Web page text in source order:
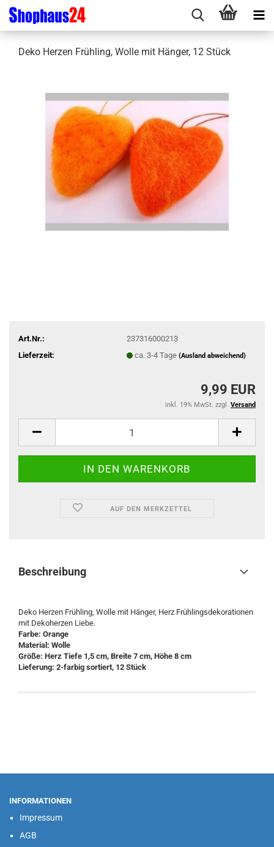
Deko Herzen Frühling, Wolle mit Hänger, 12 Stück
Art.Nr.:
237316000213
Lieferzeit:
ca. 3-4 Tage (Ausland abweichend)
9,99 EUR
inkl. 19% MwSt. zzgl. Versand
AUF DEN MERKZETTEL
Beschreibung
Deko Herzen Frühling, Wolle mit Hänger, Herz Frühlingsdekorationen
mit Dekoherzen Liebe.
Farbe: Orange
​Material: Wolle
Größe: Herz Tiefe 1,5 cm, Breite 7 cm, Höhe 8 cm
​Lieferung: 2-farbig sortiert, 12 Stück
INFORMATIONEN
Impressum
AGB